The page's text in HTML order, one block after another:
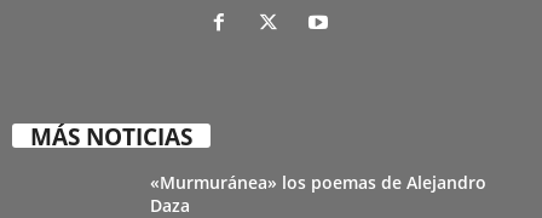
MÁS NOTICIAS
«Murmuránea» los poemas de Alejandro
Daza